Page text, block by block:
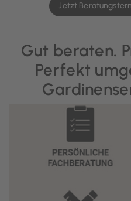
Jetzt
Gut beraten.
Perfekt